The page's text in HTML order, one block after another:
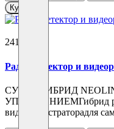
Купить
24190 ₽
Радар-детектор и
СУПЕР-ГИБРИД
УПРАВЛЕНИЕМГибрид
видеорегистраторадля